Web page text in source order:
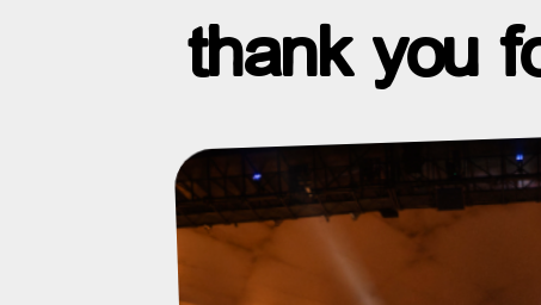
thank you